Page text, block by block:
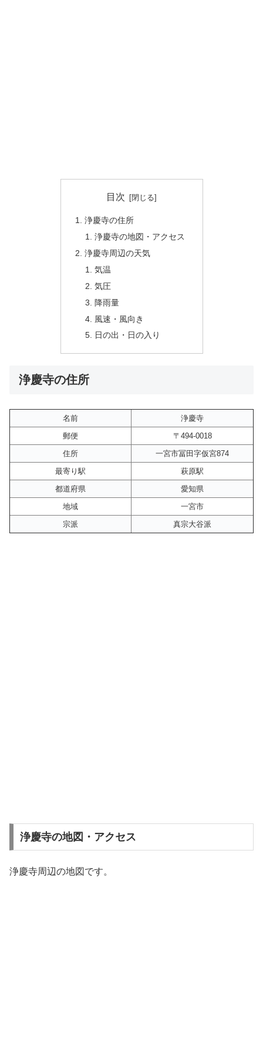
目次
浄慶寺の住所
浄慶寺の地図・アクセス
浄慶寺周辺の天気
気温
気圧
降雨量
風速・風向き
日の出・日の入り
浄慶寺の住所
名前
浄慶寺
郵便
〒494-0018
住所
一宮市冨田字仮宮874
最寄り駅
萩原駅
都道府県
愛知県
地域
一宮市
宗派
真宗大谷派
浄慶寺の地図・アクセス
浄慶寺周辺の地図です。